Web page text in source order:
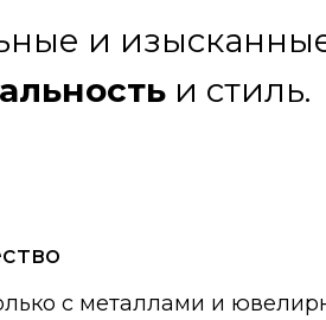
и
и стиль.
с металлами и